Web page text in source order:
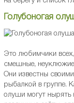
Голубоногая
Это любимчики всех,
смешные,
Они известны
рыбалкой в группе.
олуши могут нырять